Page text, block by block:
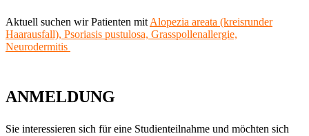
Aktuell suchen wir Patienten mit Alopezia areata (kreisrunder
Haarausfall), Psoriasis pustulosa, Grasspollenallergie,
Neurodermitis
ANMELDUNG
Sie interessieren sich für eine Studienteilnahme und möchten sich